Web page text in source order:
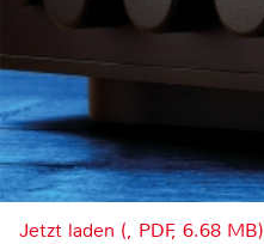
Jetzt laden (, PDF, 6.68 MB)